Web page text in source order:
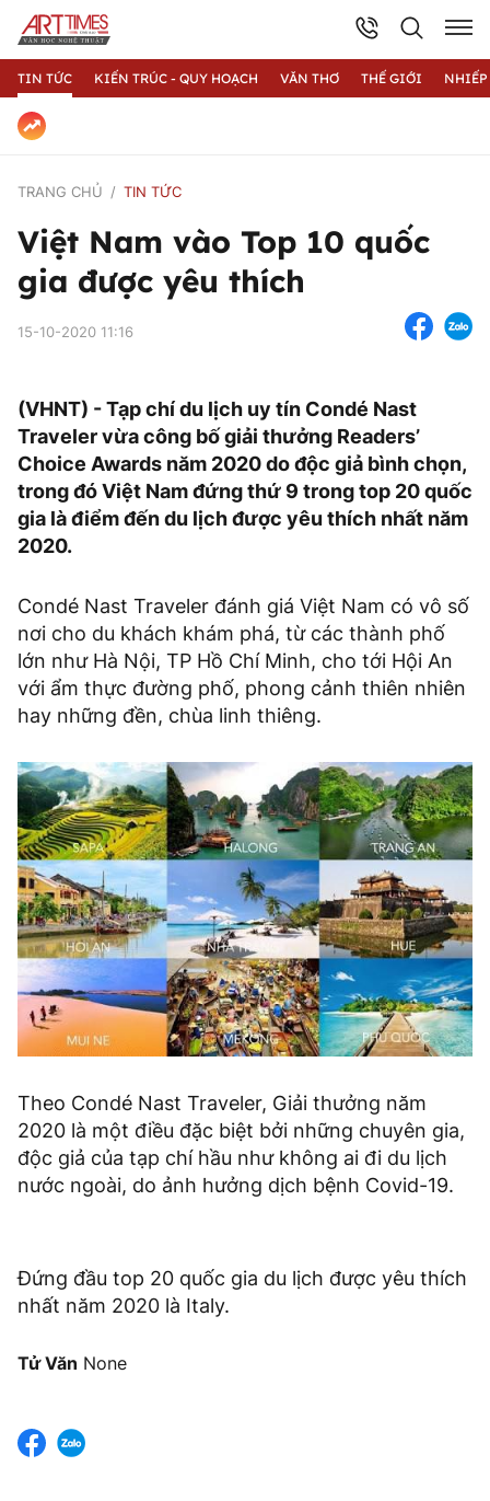
TIN TỨC KIẾN TRÚC - QUY HOẠCH VĂN THƠ THẾ GIỚI
TRANG CHỦ TIN TỨC
Việt Nam vào Top 10 quốc
gia được yêu thích
15-10-2020 11:16
(VHNT) - Tạp chí du lịch uy tín Condé Nast
Traveler vừa công bố giải thưởng Readers’
Choice Awards năm 2020 do độc giả bình chọn,
trong đó Việt Nam đứng thứ 9 trong top 20 quốc
gia là điểm đến du lịch được yêu thích nhất năm
2020.
Condé Nast Traveler đánh giá Việt Nam có vô số
nơi cho du khách khám phá, từ các thành phố
lớn như Hà Nội, TP Hồ Chí Minh, cho tới Hội An
với ẩm thực đường phố, phong cảnh thiên nhiên
hay những đền, chùa linh thiêng.
Theo Condé Nast Traveler, Giải thưởng năm
2020 là một điều đặc biệt bởi những chuyên gia,
độc giả của tạp chí hầu như không ai đi du lịch
nước ngoài, do ảnh hưởng dịch bệnh Covid-19.
Đứng đầu top 20 quốc gia du lịch được yêu thích
nhất năm 2020 là Italy.
Tử Văn None